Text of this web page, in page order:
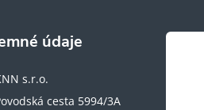
údaje
s.r.o.
cesta 5994/3A